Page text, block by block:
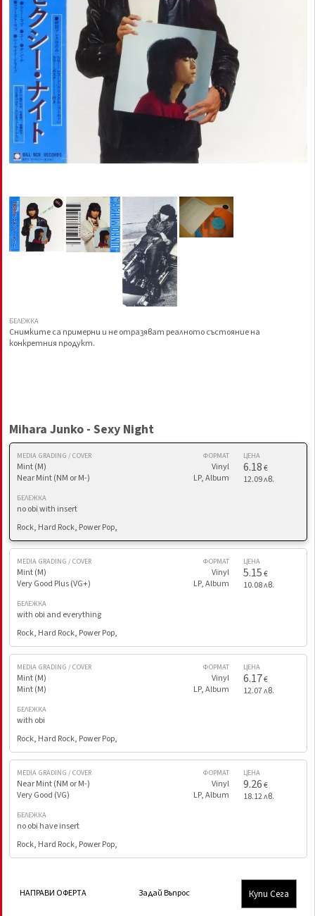
БЕЛЕЖКА
Снимките са примерни и не отразяват реалното състояние на
конкретния продукт.
Mihara Junko - Sexy Night
MEDIA GRADING / COVER
Mint (M)
Near Mint (NM or M-)
ФОРМАТ
Vinyl
LP, Album
ЦЕНА
6.18€
12.09 лв.
БЕЛЕЖКА
no obi with insert
Rock, Hard Rock, Power Pop,
MEDIA GRADING / COVER
Mint (M)
Very Good Plus (VG+)
ФОРМАТ
Vinyl
LP, Album
ЦЕНА
5.15€
10.08 лв.
БЕЛЕЖКА
with obi and everything
Rock, Hard Rock, Power Pop,
MEDIA GRADING / COVER
Mint (M)
Mint (M)
ФОРМАТ
Vinyl
LP, Album
ЦЕНА
6.17€
12.07 лв.
БЕЛЕЖКА
with obi
Rock, Hard Rock, Power Pop,
MEDIA GRADING / COVER
Near Mint (NM or M-)
Very Good (VG)
ФОРМАТ
Vinyl
LP, Album
ЦЕНА
9.26€
18.12 лв.
БЕЛЕЖКА
no obi have insert
Rock, Hard Rock, Power Pop,
НАПРАВИ ОФЕРТА Задай Въпрос Купи Сега